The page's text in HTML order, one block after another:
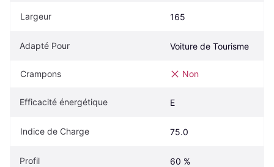
Largeur 165
Adapté Pour Voiture de Tourisme
Crampons Non
Efficacité énergétique E
Indice de Charge 75.0
Profil 60 %